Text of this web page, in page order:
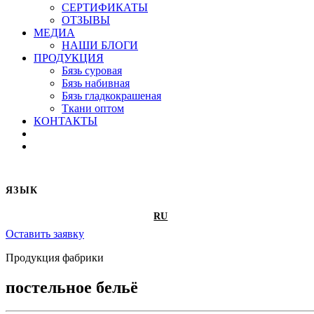
СЕРТИФИКАТЫ
ОТЗЫВЫ
МЕДИА
НАШИ БЛОГИ
ПРОДУКЦИЯ
Бязь суровая
Бязь набивная
Бязь гладкокрашеная
Ткани оптом
КОНТАКТЫ
ЯЗЫК
RU
Оставить заявку
Продукция фабрики
постельное бельё